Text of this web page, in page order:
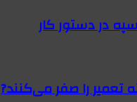
تعمیر را صفر می‌کنند?